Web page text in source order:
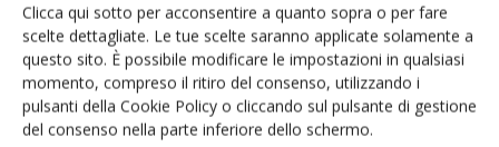
Clicca qui sotto per acconsentire a quanto sopra o per fare
scelte dettagliate. Le tue scelte saranno applicate solamente a
questo sito. È possibile modificare le impostazioni in qualsiasi
momento, compreso il ritiro del consenso, utilizzando i
pulsanti della Cookie Policy o cliccando sul pulsante di gestione
del consenso nella parte inferiore dello schermo.
Catalogo Aziende e Prodotti